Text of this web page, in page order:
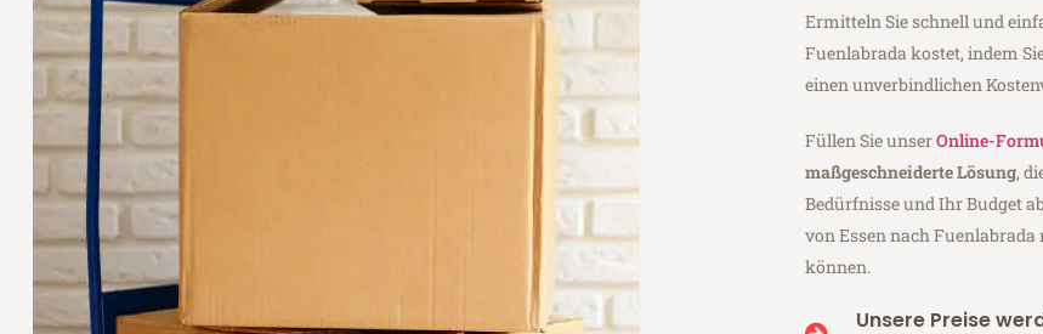
Ermitteln Sie schnell und
Fuenlabrada kostet, indem
einen unverbindlichen
Füllen Sie unserOnline-
maßgeschneiderte Lösung,
Bedürfnisse und Ihr Budget
von Essen nach
können.
Unsere Preise